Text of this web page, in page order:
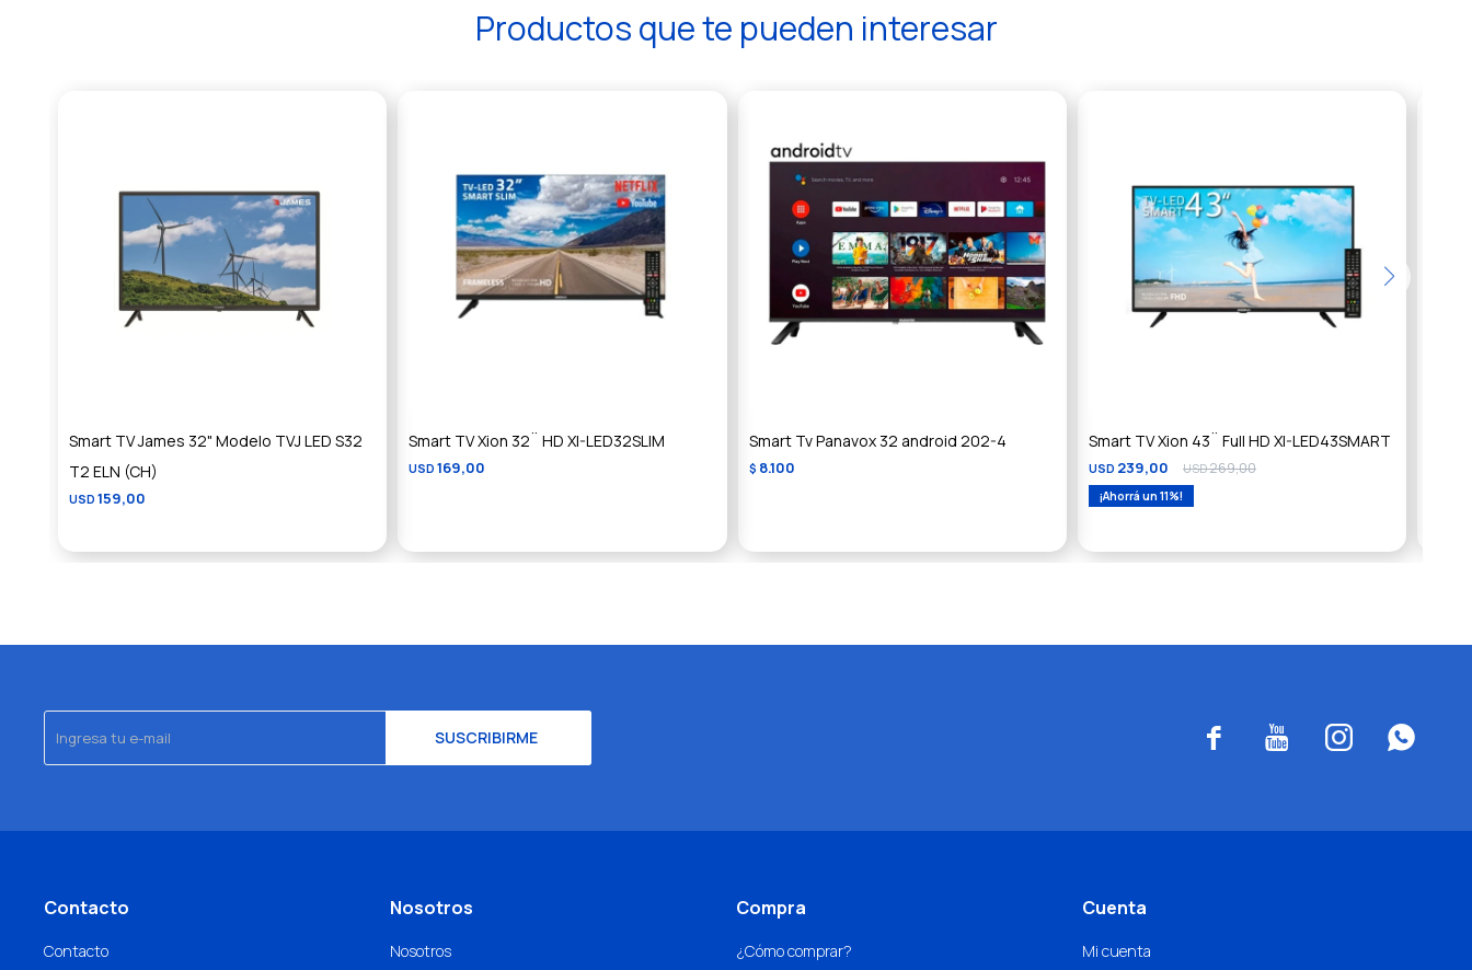
Productos que te pueden interesar
Smart TV James 32" Modelo TVJ LED S32
T2 ELN (CH)
USD 159,00
Smart TV Xion 32¨ HD XI-LED32SLIM
USD 169,00
Smart Tv Panavox 32 android 202-4
$ 8.100
Smart TV Xion 43¨ Full HD XI-LED43SMART
USD 239,00 USD269,00
11
SUSCRIBIRME    
Contacto
Contacto
Nosotros
Nosotros
Compra
¿Cómo comprar?
Cuenta
Mi cuenta